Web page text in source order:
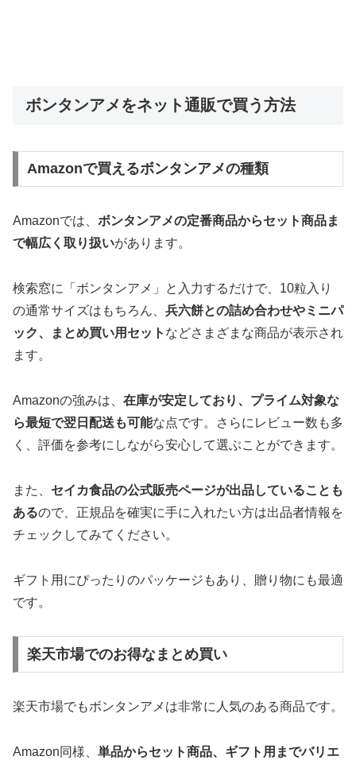
ボンタンアメをネット通販で買う方法
Amazonで買えるボンタンアメの種類
Amazonでは、 ボンタンアメの定番商品からセット商品ま
で幅広く取り扱いがあります。
検索窓に「ボンタンアメ」と入力するだけで、10粒入り
の通常サイズはもちろん、 兵六餅との詰め合わせやミニパ
ック、まとめ買い用セット などさまざまな商品が表示され
ます。
Amazonの強みは、 在庫が安定しており、プライム対象な
ら最短で翌日配送も可能な点です。さらにレビュー数も多
く、評価を参考にしながら安心して選ぶことができます。
また、 セイカ食品の公式販売ページが出品していることも
あるので、正規品を確実に手に入れたい方は出品者情報を
チェックしてみてください。
ギフト用にぴったりのパッケージもあり、贈り物にも最適
です。
楽天市場でのお得なまとめ買い
楽天市場でもボンタンアメは非常に人気のある商品です。
Amazon同様、 単品からセット商品、ギフト用までバリエ